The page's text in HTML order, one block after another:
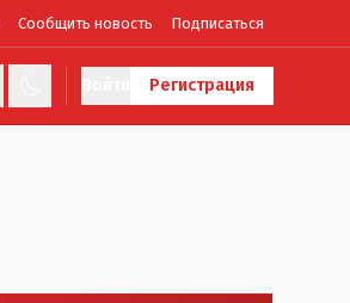
Сообщить новость Подписаться
Регистрация